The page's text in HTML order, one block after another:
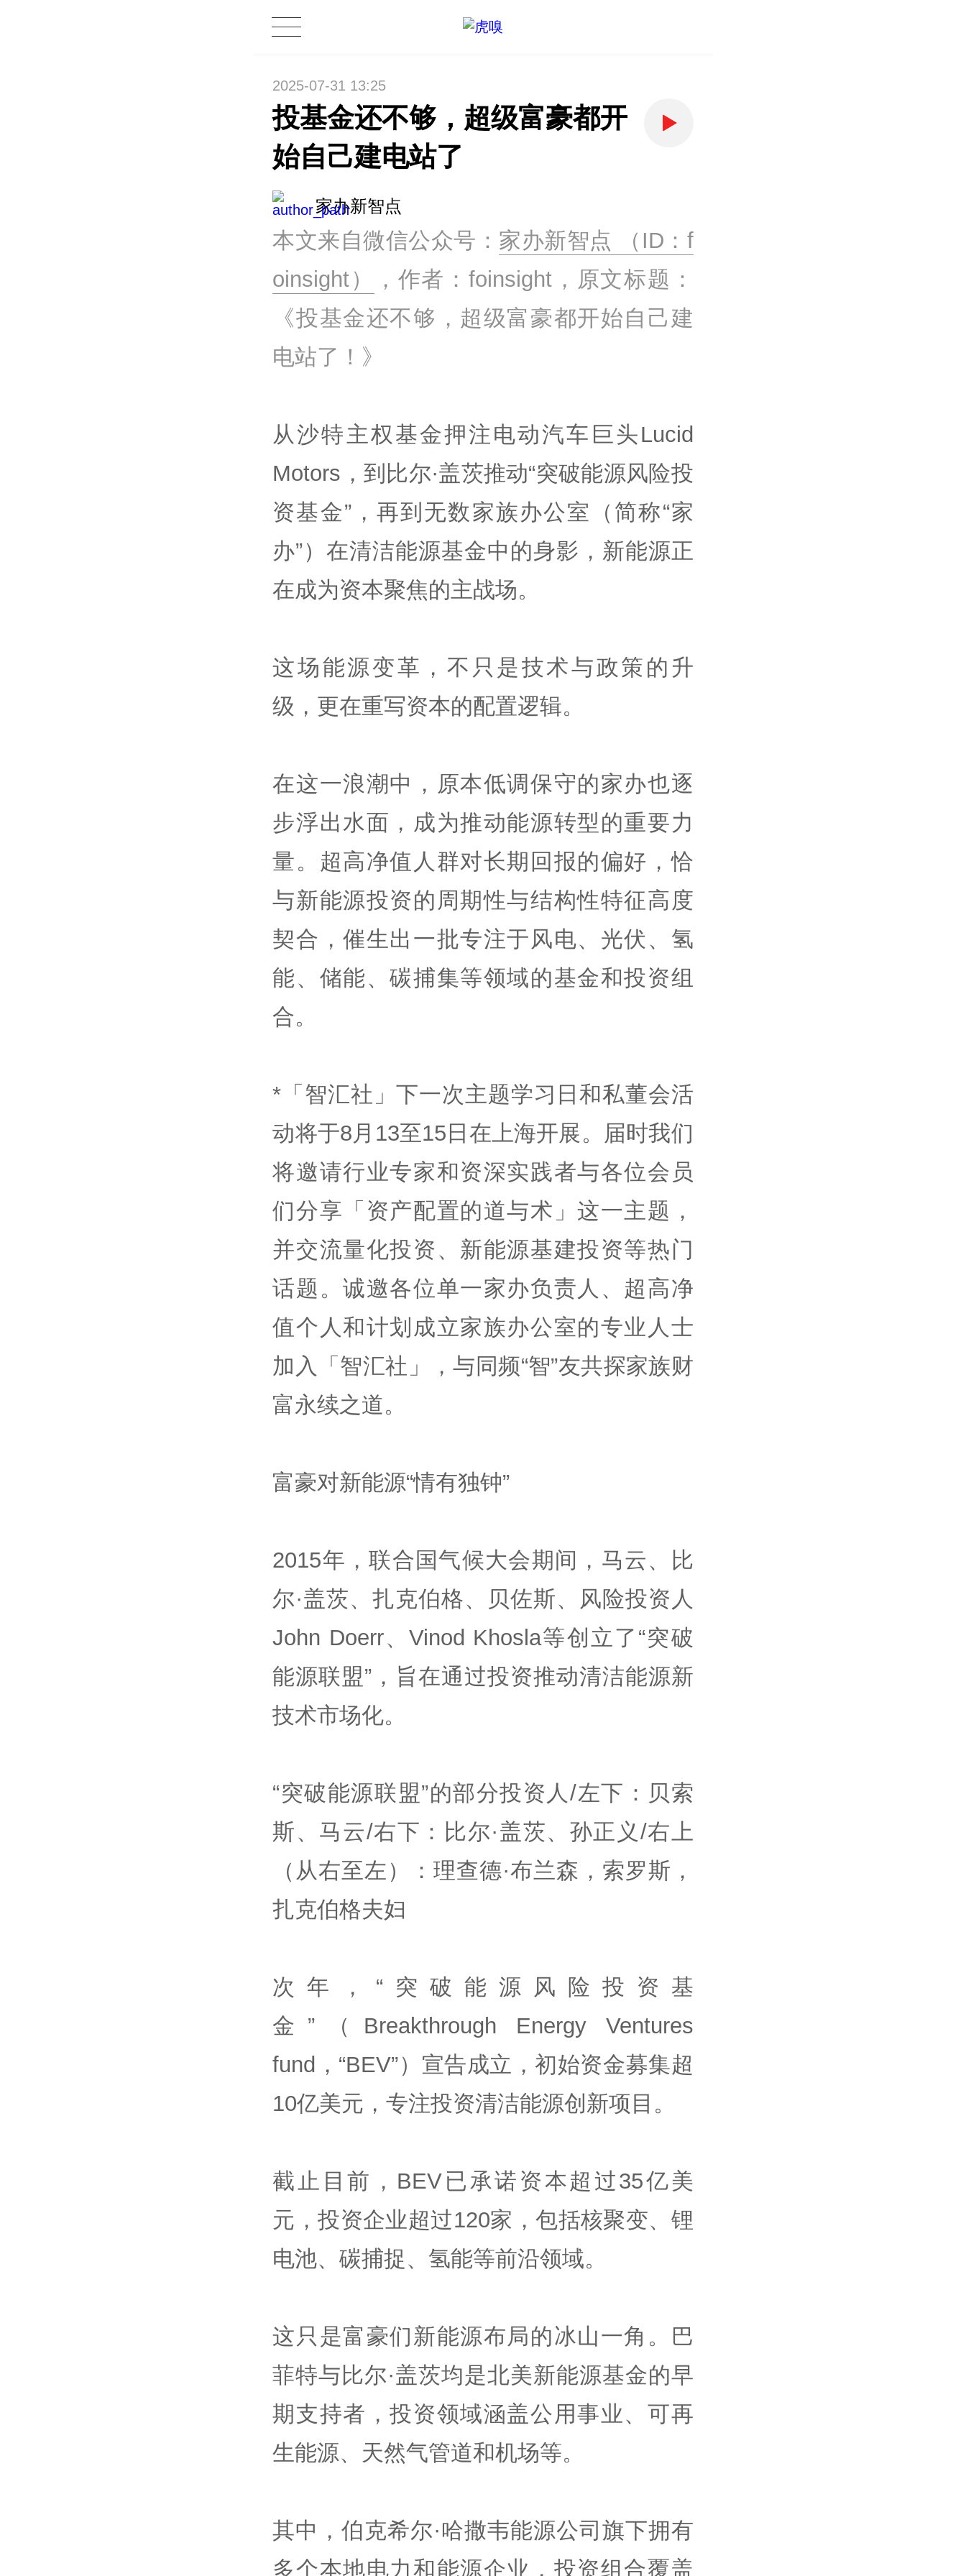
2025-07-31 13:25
投基金还不够，超级富豪都开
始自己建电站了
家办新智点
本文来自微信公众号： 家办新智点 （ID：f
oinsight）
，作者：foinsight，原文标题：
《投基金还不够，超级富豪都开始自己建
电站了！》
从沙特主权基金押注电动汽车巨头Lucid
Motors，到比尔·盖茨推动“突破能源风险投
资基金”，再到无数家族办公室（简称“家
办”）在清洁能源基金中的身影，新能源正
在成为资本聚焦的主战场。
这场能源变革，不只是技术与政策的升
级，更在重写资本的配置逻辑。
在这一浪潮中，原本低调保守的家办也逐
步浮出水面，成为推动能源转型的重要力
量。超高净值人群对长期回报的偏好，恰
与新能源投资的周期性与结构性特征高度
契合，催生出一批专注于风电、光伏、氢
能、储能、碳捕集等领域的基金和投资组
合。
*「智汇社」下一次主题学习日和私董会活
动将于8月13至15日在上海开展。届时我们
将邀请行业专家和资深实践者与各位会员
们分享「资产配置的道与术」这一主题，
并交流量化投资、新能源基建投资等热门
话题。诚邀各位单一家办负责人、超高净
值个人和计划成立家族办公室的专业人士
加入「智汇社」，与同频“智”友共探家族财
富永续之道。
富豪对新能源“情有独钟”
2015年，联合国气候大会期间，马云、比
尔·盖茨、扎克伯格、贝佐斯、风险投资人
John Doerr、Vinod Khosla等创立了“突破
能源联盟”，旨在通过投资推动清洁能源新
技术市场化。
“突破能源联盟”的部分投资人/左下：贝索
斯、马云/右下：比尔·盖茨、孙正义/右上
（从右至左）：理查德·布兰森，索罗斯，
扎克伯格夫妇
次年，“突破能源风险投资基
金”（Breakthrough Energy Ventures
fund，“BEV”）宣告成立，初始资金募集超
10亿美元，专注投资清洁能源创新项目。
截止目前，BEV已承诺资本超过35亿美
元，投资企业超过120家，包括核聚变、锂
电池、碳捕捉、氢能等前沿领域。
这只是富豪们新能源布局的冰山一角。巴
菲特与比尔·盖茨均是北美新能源基金的早
期支持者，投资领域涵盖公用事业、可再
生能源、天然气管道和机场等。
其中，伯克希尔·哈撒韦能源公司旗下拥有
多个本地电力和能源企业，投资组合覆盖